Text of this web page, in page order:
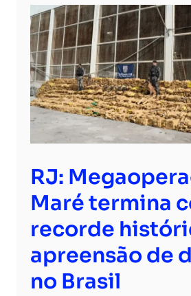
RJ:
Maré termina
recorde
apreensão de
no Brasil